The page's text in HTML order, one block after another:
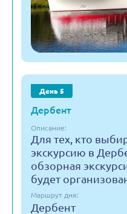
День 5
Дербент
Описание:
Для тех, кто
экскурсию в
обзорная
будет
Маршрут дня:
Дербент